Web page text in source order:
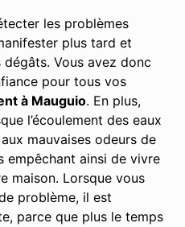
les problèmes
plus tard et
Vous avez donc
pour tous vos
à Mauguio. En plus,
l’écoulement des eaux
mauvaises odeurs de
empêchant ainsi de vivre
maison. Lorsque vous
problème, il est
parce que plus le temps